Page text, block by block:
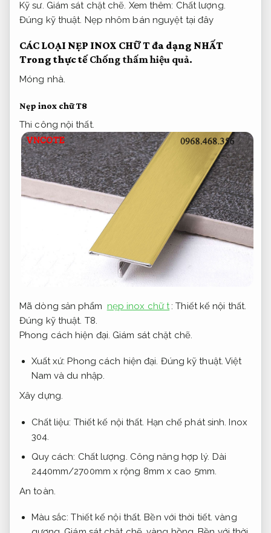
Kỹ sư. Giám sát chặt chẽ. Xem thêm: Chất lượng.
Đúng kỹ thuật. Nẹp nhôm bán nguyệt tại đây
CÁC LOẠI NẸP INOX CHỮ T đa dạng NHẤT
Trong thực tế Chống thấm hiệu quả.
Móng nhà.
Nẹp inox chữ T8
Thi công nội thất.
Mã dòng sản phẩm nẹp inox chữ t :Thiết kế nội thất.
Đúng kỹ thuật. T8.
Phong cách hiện đại. Giám sát chặt chẽ.
Xuất xứ:Phong cách hiện đại. Đúng kỹ thuật. Việt
Nam và du nhập.
Xây dựng.
Chất liệu: Thiết kế nội thất. Hạn chế phát sinh. Inox
304.
Quy cách: Chất lượng. Công năng hợp lý. Dài
2440mm/2700mm x rộng 8mm x cao 5mm.
An toàn.
Màu sắc:Thiết kế nội thất. Bền với thời tiết. vàng